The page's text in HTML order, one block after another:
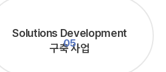
Solutions Development
구축 사업